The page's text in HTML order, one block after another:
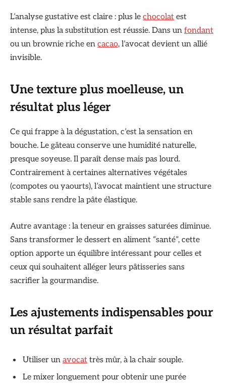
L’analyse gustative est claire : plus le chocolat est
intense, plus la substitution est réussie. Dans un fondant
ou un brownie riche en cacao, l’avocat devient un allié
invisible.
Une texture plus moelleuse, un
résultat plus léger
Ce qui frappe à la dégustation, c’est la sensation en
bouche. Le gâteau conserve une humidité naturelle,
presque soyeuse. Il paraît dense mais pas lourd.
Contrairement à certaines alternatives végétales
(compotes ou yaourts), l’avocat maintient une structure
stable sans rendre la pâte élastique.
Autre avantage : la teneur en graisses saturées diminue.
Sans transformer le dessert en aliment “santé”, cette
option apporte un équilibre intéressant pour celles et
ceux qui souhaitent alléger leurs pâtisseries sans
sacrifier la gourmandise.
Les ajustements indispensables pour
un résultat parfait
Utiliser un avocat très mûr, à la chair souple.
Le mixer longuement pour obtenir une purée